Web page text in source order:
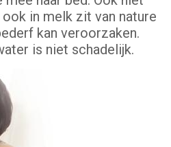
in melk zit van nature
kan veroorzaken.
is niet schadelijk.